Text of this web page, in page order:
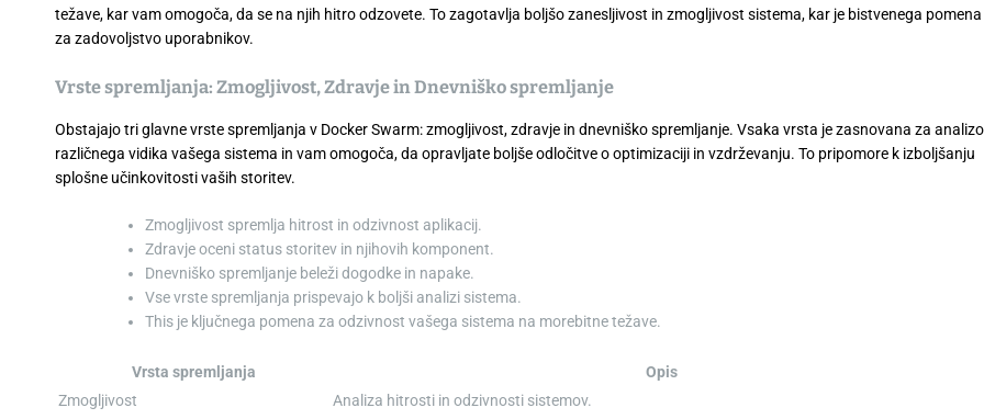
težave, kar vam omogoča, da se na njih hitro odzovete. To zagotavlja boljšo zanesljivost in zmogljivost sistema, kar je bistvenega pomena
za zadovoljstvo uporabnikov.
Vrste spremljanja: Zmogljivost, Zdravje in Dnevniško spremljanje
Obstajajo tri glavne vrste spremljanja v Docker Swarm: zmogljivost, zdravje in dnevniško spremljanje. Vsaka vrsta je zasnovana za analizo
različnega vidika vašega sistema in vam omogoča, da opravljate boljše odločitve o optimizaciji in vzdrževanju. To pripomore k izboljšanju
splošne učinkovitosti vaših storitev.
Zmogljivost spremlja hitrost in odzivnost aplikacij.
Zdravje oceni status storitev in njihovih komponent.
Dnevniško spremljanje beleži dogodke in napake.
Vse vrste spremljanja prispevajo k boljši analizi sistema.
This je ključnega pomena za odzivnost vašega sistema na morebitne težave.
Vrsta spremljanja
Opis
Zmogljivost
Analiza hitrosti in odzivnosti sistemov.